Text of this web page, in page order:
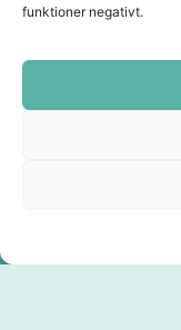
funktioner negativt.